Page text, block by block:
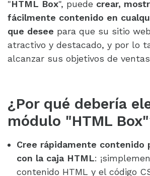
"HTML Box", puede crear,
fácilmente contenido en
que desee para que su sitio
atractivo y destacado, y por lo
alcanzar sus objetivos de
¿Por qué debería
módulo "HTML
Cree rápidamente contenido
con la caja HTML:
contenido HTML y el código